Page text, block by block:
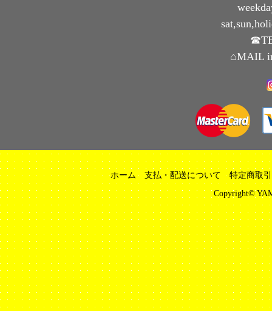
⌂MAIL
ホーム 支払・配送について
特定商取
Copyright©